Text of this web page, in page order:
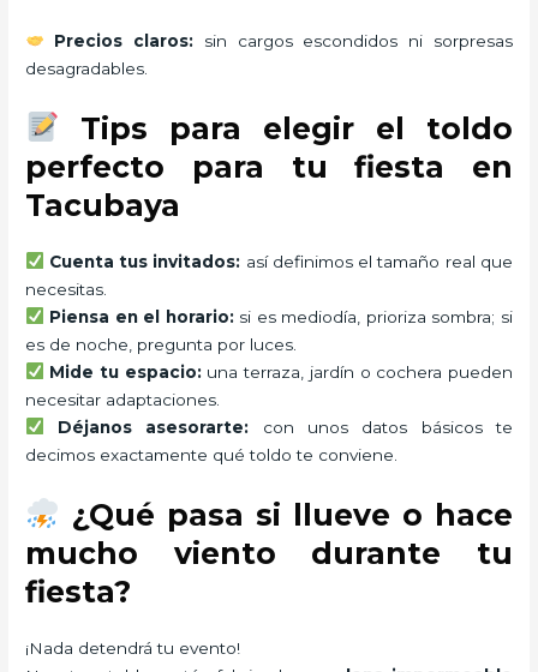
Precios claros: sin cargos escondidos ni sorpresas
desagradables.
Tips para elegir el toldo
perfecto para tu fiesta en
Tacubaya
Cuenta tus invitados: así definimos el tamaño real que
necesitas.
Piensa en el horario:si es mediodía, prioriza sombra; si
es de noche, pregunta por luces.
Mide tu espacio:una terraza, jardín o cochera pueden
necesitar adaptaciones.
Déjanos asesorarte: con unos datos básicos te
decimos exactamente qué toldo te conviene.
¿Qué pasa si llueve o hace
mucho viento durante tu
fiesta?
¡Nada detendrá tu evento!